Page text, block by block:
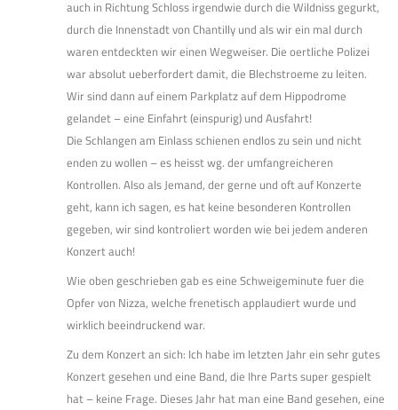
auch in Richtung Schloss irgendwie durch die Wildniss gegurkt,
durch die Innenstadt von Chantilly und als wir ein mal durch
waren entdeckten wir einen Wegweiser. Die oertliche Polizei
war absolut ueberfordert damit, die Blechstroeme zu leiten.
Wir sind dann auf einem Parkplatz auf dem Hippodrome
gelandet – eine Einfahrt (einspurig) und Ausfahrt!
Die Schlangen am Einlass schienen endlos zu sein und nicht
enden zu wollen – es heisst wg. der umfangreicheren
Kontrollen. Also als Jemand, der gerne und oft auf Konzerte
geht, kann ich sagen, es hat keine besonderen Kontrollen
gegeben, wir sind kontroliert worden wie bei jedem anderen
Konzert auch!
Wie oben geschrieben gab es eine Schweigeminute fuer die
Opfer von Nizza, welche frenetisch applaudiert wurde und
wirklich beeindruckend war.
Zu dem Konzert an sich: Ich habe im letzten Jahr ein sehr gutes
Konzert gesehen und eine Band, die Ihre Parts super gespielt
hat – keine Frage. Dieses Jahr hat man eine Band gesehen, eine